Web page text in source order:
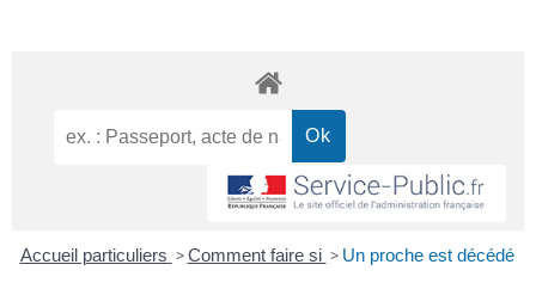
Accueil particuliers > Comment faire si > Un proche est décédé